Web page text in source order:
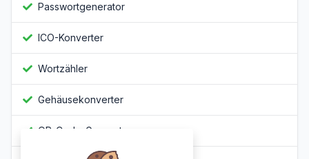
Passwortgenerator
ICO-Konverter
Wortzähler
Gehäusekonverter
QR-Code-Generator